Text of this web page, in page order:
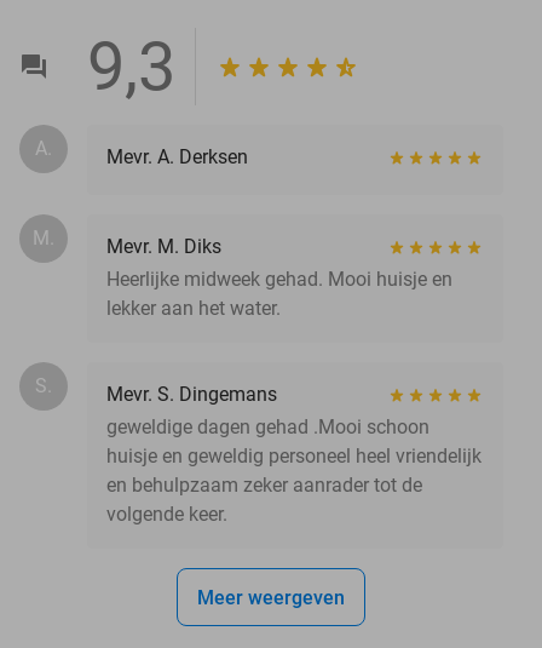
9,3
A. Mevr. A. Derksen
M.
Mevr. M. Diks
Heerlijke midweek gehad. Mooi huisje en
lekker aan het water.
S.
Mevr. S. Dingemans
geweldige dagen gehad .Mooi schoon
huisje en geweldig personeel heel vriendelijk
en behulpzaam zeker aanrader tot de
volgende keer.
Meer weergeven